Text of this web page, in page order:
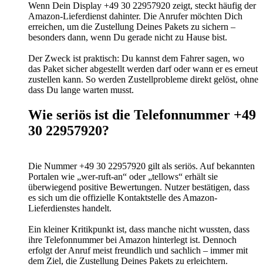
Wenn Dein Display +49 30 22957920 zeigt, steckt häufig der
Amazon-Lieferdienst dahinter. Die Anrufer möchten Dich
erreichen, um die Zustellung Deines Pakets zu sichern –
besonders dann, wenn Du gerade nicht zu Hause bist.
Der Zweck ist praktisch: Du kannst dem Fahrer sagen, wo
das Paket sicher abgestellt werden darf oder wann er es erneut
zustellen kann. So werden Zustellprobleme direkt gelöst, ohne
dass Du lange warten musst.
Wie seriös ist die Telefonnummer +49
30 22957920?
Die Nummer +49 30 22957920 gilt als seriös. Auf bekannten
Portalen wie „wer-ruft-an“ oder „tellows“ erhält sie
überwiegend positive Bewertungen. Nutzer bestätigen, dass
es sich um die offizielle Kontaktstelle des Amazon-
Lieferdienstes handelt.
Ein kleiner Kritikpunkt ist, dass manche nicht wussten, dass
ihre Telefonnummer bei Amazon hinterlegt ist. Dennoch
erfolgt der Anruf meist freundlich und sachlich – immer mit
dem Ziel, die Zustellung Deines Pakets zu erleichtern.